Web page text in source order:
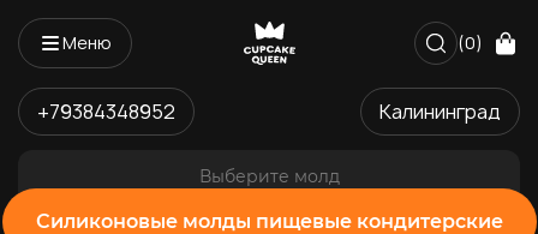
Меню
+79384348952 Калининград
(0)
Выберите молд
Силиконовые молды пищевые кондитерские